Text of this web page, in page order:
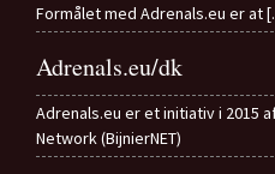
Formålet med Adrenals.eu er at
Adrenals.eu/dk
Adrenals.eu er et initiativ i 2015
Network (BijnierNET)